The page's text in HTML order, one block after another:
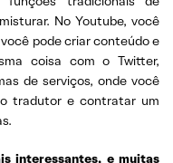
No Youtube, você
pode criar conteúdo e
coisa com o Twitter,
de serviços, onde você
tradutor e contratar um
interessantes, e muitas